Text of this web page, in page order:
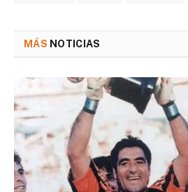
MÁS NOTICIAS